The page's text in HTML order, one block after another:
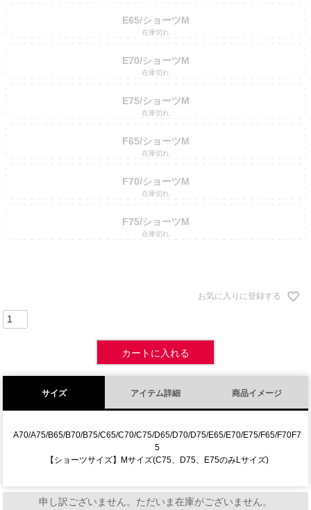
E65/ショーツM
在庫切れ
E70/ショーツM
在庫切れ
E75/ショーツM
在庫切れ
F65/ショーツM
在庫切れ
F70/ショーツM
在庫切れ
F75/ショーツM
在庫切れ
お気に入りに登録する
カートに入れる
サイズ アイテム詳細 商品イメージ
A70/A75/B65/B70/B75/C65/C70/C75/D65/D70/D75/E65/E70/E75/F65/F70F7
5
【ショーツサイズ】Mサイズ(C75、D75、E75のみLサイズ)
申し訳ございません。ただいま在庫がございません。